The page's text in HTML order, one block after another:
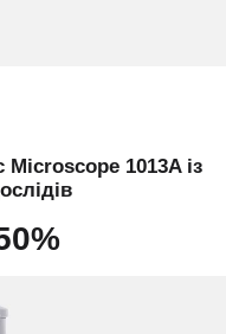
1013A із